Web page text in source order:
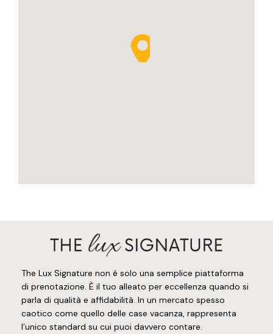
The Lux Signature non è solo una semplice piattaforma
di prenotazione. È il tuo alleato per eccellenza quando si
parla di qualità e affidabilità. In un mercato spesso
caotico come quello delle case vacanza, rappresenta
l’unico standard su cui puoi davvero contare.